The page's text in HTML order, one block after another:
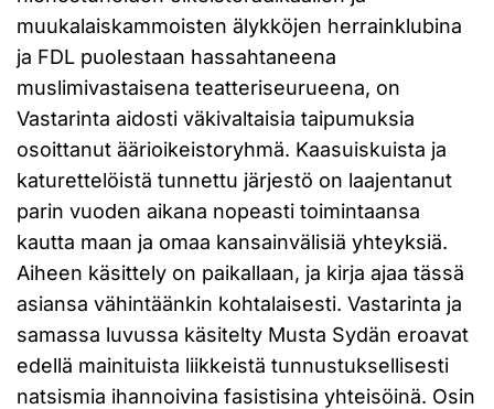
muukalaiskammoisten älykköjen herrainklubina
ja FDL puolestaan hassahtaneena
muslimivastaisena teatteriseurueena, on
Vastarinta aidosti väkivaltaisia taipumuksia
osoittanut äärioikeistoryhmä. Kaasuiskuista ja
katurettelöistä tunnettu järjestö on laajentanut
parin vuoden aikana nopeasti toimintaansa
kautta maan ja omaa kansainvälisiä yhteyksiä.
Aiheen käsittely on paikallaan, ja kirja ajaa tässä
asiansa vähintäänkin kohtalaisesti. Vastarinta ja
samassa luvussa käsitelty Musta Sydän eroavat
edellä mainituista liikkeistä tunnustuksellisesti
natsismia ihannoivina fasistisina yhteisöinä. Osin